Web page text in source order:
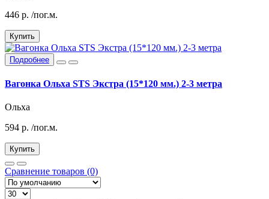
446 р. /пог.м.
Купить
Подробнее
Вагонка Ольха STS Экстра (15*120 мм.) 2-3 метра
Ольха
594 р. /пог.м.
Купить
Сравнение товаров (0)